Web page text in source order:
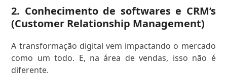
2. Conhecimento de softwares e CRM’s
(Customer Relationship Management)
A transformação digital vem impactando o mercado
como um todo. E, na área de vendas, isso não é
diferente.